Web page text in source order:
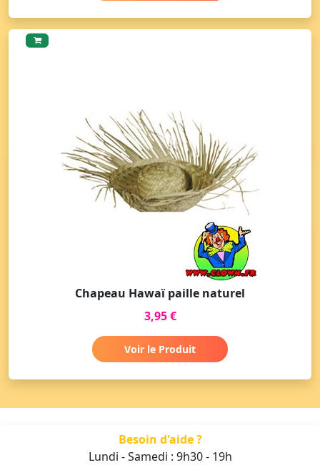
Chapeau Hawaï paille naturel
3,95 €
Voir le Produit
Besoin d'aide ?
Lundi - Samedi : 9h30 - 19h